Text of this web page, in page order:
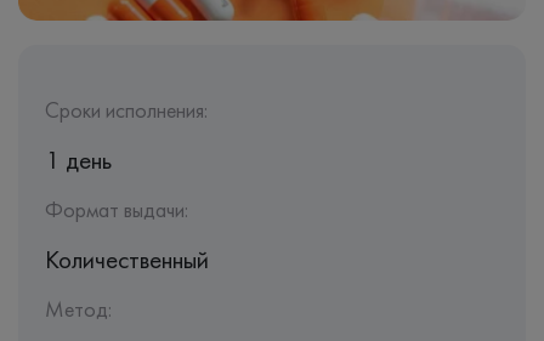
Сроки исполнения:
1 день
Формат выдачи:
Количественный
Метод: